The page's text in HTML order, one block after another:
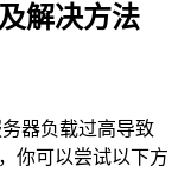
解决方法
器负载过高导致
你可以尝试以下方